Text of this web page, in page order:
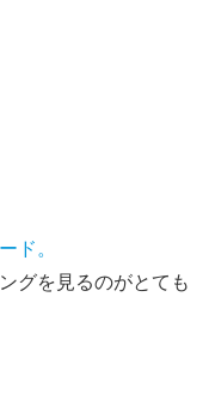
ド。
グを見るのがとても